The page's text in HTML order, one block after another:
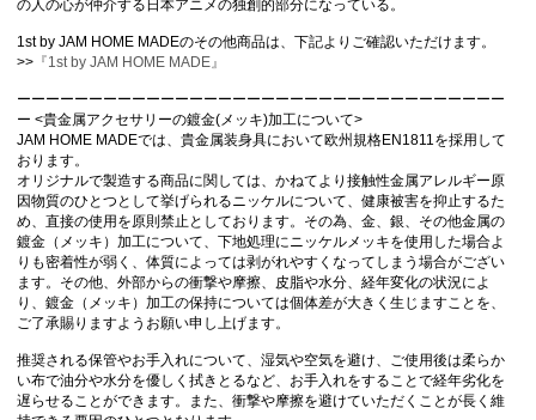
の人の心が仲介する日本アニメの独創的部分になっている。
1st by JAM HOME MADEのその他商品は、下記よりご確認いただけます。
>> 『1st by JAM HOME MADE』
ーーーーーーーーーーーーーーーーーーーーーーーーーーーーーーーーーー
ー <貴金属アクセサリーの鍍金(メッキ)加工について>
JAM HOME MADEでは、貴金属装身具において欧州規格EN1811を採用して
おります。
オリジナルで製造する商品に関しては、かねてより接触性金属アレルギー原
因物質のひとつとして挙げられるニッケルについて、健康被害を抑止するた
め、直接の使用を原則禁止としております。その為、金、銀、その他金属の
鍍金（メッキ）加工について、下地処理にニッケルメッキを使用した場合よ
りも密着性が弱く、体質によっては剥がれやすくなってしまう場合がござい
ます。その他、外部からの衝撃や摩擦、皮脂や水分、経年変化の状況によ
り、鍍金（メッキ）加工の保持については個体差が大きく生じますことを、
ご了承賜りますようお願い申し上げます。
推奨される保管やお手入れについて、湿気や空気を避け、ご使用後は柔らか
い布で油分や水分を優しく拭きとるなど、お手入れをすることで経年劣化を
遅らせることができます。 また、衝撃や摩擦を避けていただくことが長く維